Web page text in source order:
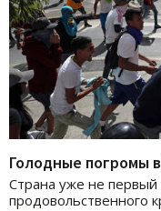
Голодные погромы
Страна уже не первый
продовольственного